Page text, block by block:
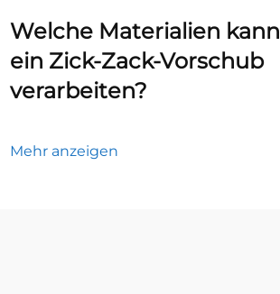
Welche Materialien kann
ein Zick-Zack-Vorschub
verarbeiten?
Mehr anzeigen